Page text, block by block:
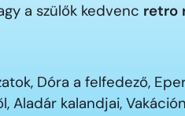
a szülők kedvenc retro
Dóra a felfedező,
Aladár kalandjai,